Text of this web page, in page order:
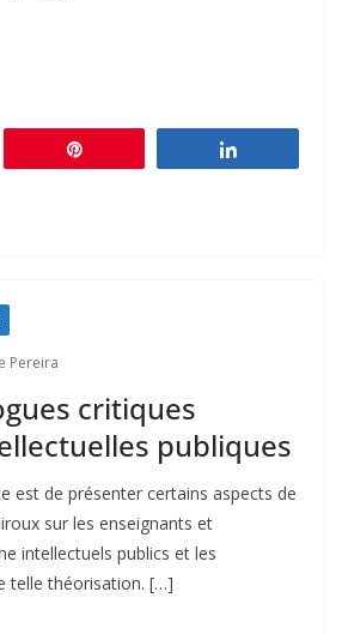
Pereira
critiques
publiques
est de présenter certains aspects de
sur les enseignants et
intellectuels publics et les
telle théorisation. […]